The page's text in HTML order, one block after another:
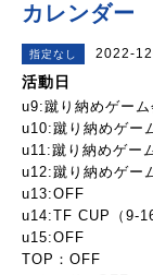
カレンダー
指定なし 2022-
活動日
u9:蹴り納めゲー
u10:蹴り納めゲー
u11:蹴り納めゲー
u12:蹴り納めゲー
u13:OFF
u14:TF CUP（9-
u15:OFF
TOP：OFF